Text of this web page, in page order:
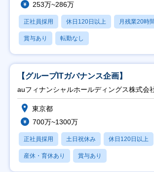
253万~286万
正社員採用 休日120日以上 月残業20時
賞与あり 転勤なし
【グループITガバナンス企画】
auフィナンシャルホールディングス株式会
東京都
700万~1300万
正社員採用 土日祝休み 休日120日以上
産休・育休あり 賞与あり